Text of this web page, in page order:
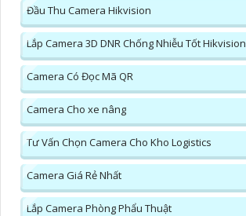
Đầu Thu Camera Hikvision
Lắp Camera 3D DNR Chống Nhiễu Tốt Hikvision
Camera Có Đọc Mã QR
Camera Cho xe nâng
Tư Vấn Chọn Camera Cho Kho Logistics
Camera Giá Rẻ Nhất
Lắp Camera Phòng Phẩu Thuật